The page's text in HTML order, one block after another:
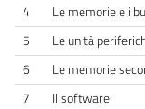
4
Le memorie e i
5
Le unità
6
Le memorie
7
Il software